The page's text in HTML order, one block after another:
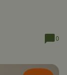
0